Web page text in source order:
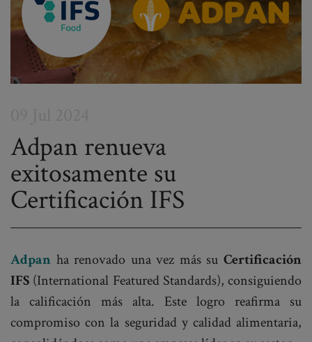
Adpan renueva
exitosamente su
Certificación IFS
Adpan ha renovado una vez más su Certificación
IFS (International Featured Standards), consiguiendo
la calificación más alta. Este logro reafirma su
compromiso con la seguridad y calidad alimentaria,
Post
navigation